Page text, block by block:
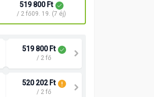
519 800 Ft
/ 2 fő09. 19. (7 éj)
519 800 Ft
/ 2 fő
520 202 Ft
/ 2 fő